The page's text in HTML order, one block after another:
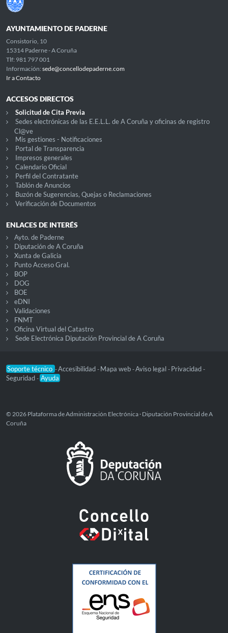
AYUNTAMIENTO DE PADERNE
Consistorio, 10
15314 Paderne - A Coruña
Tlf: 981 797 001
Información: sede@concellodepaderne.com
Ir a Contacto
ACCESOS DIRECTOS
Solicitud de Cita Previa
Sedes electrónicas de las E.E.L.L. de A Coruña y oficinas de registro
Cl@ve
Mis gestiones - Notificaciones
Portal de Transparencia
Impresos generales
Calendario Oficial
Perfil del Contratante
Tablón de Anuncios
Buzón de Sugerencias, Quejas o Reclamaciones
Verificación de Documentos
ENLACES DE INTERÉS
Ayto. de Paderne
Diputación de A Coruña
Xunta de Galicia
Punto Acceso Gral.
BOP
DOG
BOE
eDNI
Validaciones
FNMT
Oficina Virtual del Catastro
Sede Electrónica Diputación Provincial de A Coruña
Soporte técnico -Accesibilidad - Mapa web -Aviso legal - Privacidad -
Seguridad - Ayuda
© 2026 Plataforma de Administración Electrónica · Diputación Provincial de A
Coruña